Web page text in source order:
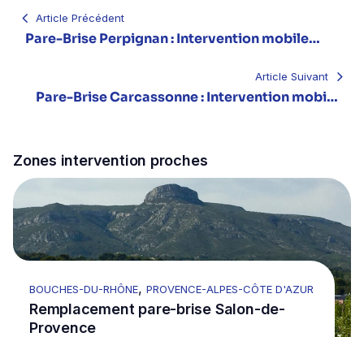
l’article
Article Précédent
Pare-Brise Perpignan : Intervention mobile
Article Suivant
Pare-Brise Carcassonne : Intervention mobile
Zones intervention proches
Go to Remplacement pare-brise Salon-de-Provence
BOUCHES-DU-RHÔNE, PROVENCE-ALPES-CÔTE D'AZUR
Remplacement pare-brise Salon-de-
Provence